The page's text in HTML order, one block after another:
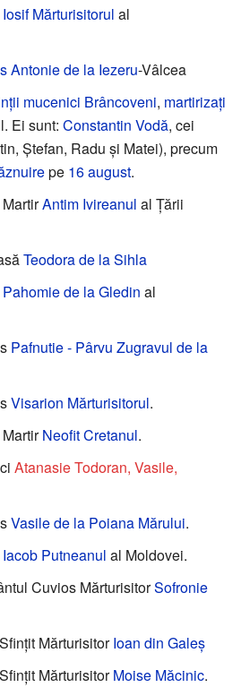
Iosif Mărturisitorul al
Antonie de la Iezeru-Vâlcea
mucenici Brâncoveni, martirizați
Ei sunt: Constantin Vodă, cei
Ștefan, Radu și Matei), precum
pe 16 august.
Antim Ivireanul al Țării
Teodora de la Sihla
Pahomie de la Gledin al
Pafnutie - Pârvu Zugravul de la
Visarion Mărturisitorul.
Neofit Cretanul.
Atanasie Todoran, Vasile,
Vasile de la Poiana Mărului.
Iacob Putneanul al Moldovei.
Cuvios MărturisitorSofronie
MărturisitorIoan din Galeș
MărturisitorMoise Măcinic.